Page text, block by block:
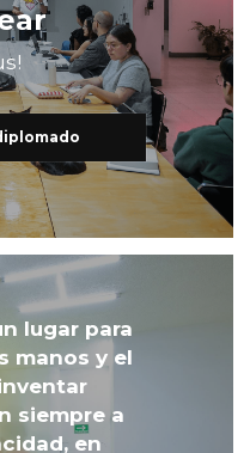
lugar para
manos y el
siempre a
en